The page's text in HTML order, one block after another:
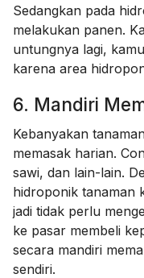
Sedangkan pada
melakukan panen.
untungnya lagi,
karena area
6. Mandiri
Kebanyakan
memasak harian.
sawi, dan lain-lain.
hidroponik tanaman
jadi tidak perlu
ke pasar membeli
secara mandiri
sendiri.